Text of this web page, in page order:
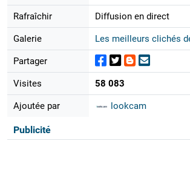
Rafraîchir Diffusion en direct
Galerie Les meilleurs clichés
Partager
Visites 58 083
Ajoutée par lookcam
Publicité